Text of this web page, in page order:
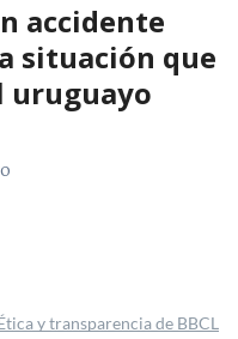
accidente
situación que
uruguayo
y transparencia de BBCL